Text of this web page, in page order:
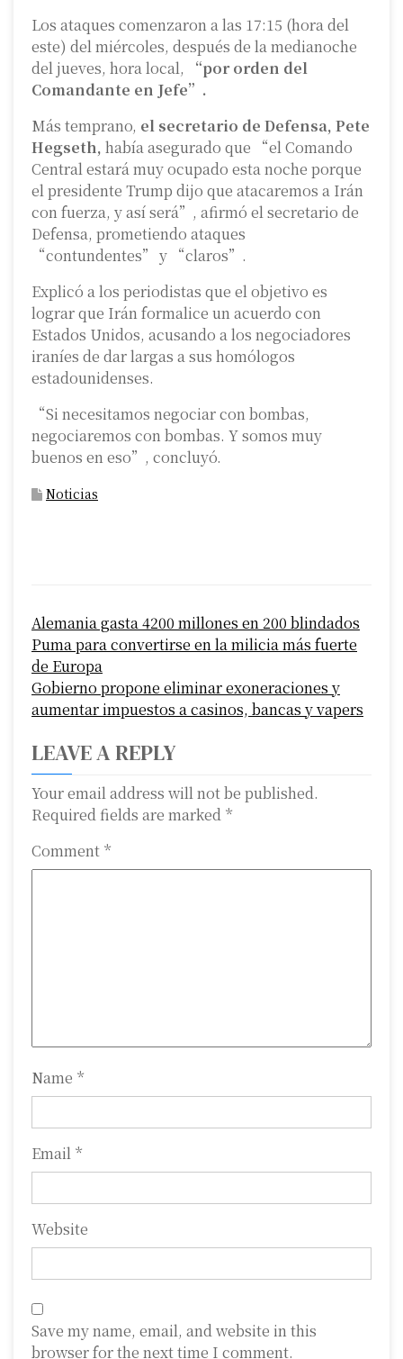
Los ataques comenzaron a las 17:15 (hora del
este) del miércoles, después de la medianoche
del jueves, hora local,
“por orden del
Comandante en Jefe”.
Más temprano, el secretario de Defensa, Pete
Hegseth, había asegurado que “el Comando
Central estará muy ocupado esta noche porque
el presidente Trump dijo que atacaremos a Irán
con fuerza, y así será”, afirmó el secretario de
Defensa, prometiendo ataques
“contundentes” y “claros”.
Explicó a los periodistas que el objetivo es
lograr que Irán formalice un acuerdo con
Estados Unidos, acusando a los negociadores
iraníes de dar largas a sus homólogos
estadounidenses.
“Si necesitamos negociar con bombas,
negociaremos con bombas. Y somos muy
buenos en eso”, concluyó.
Noticias
o
s
t
n
a
v
i
g
n
Alemania gasta 4200 millones en 200 blindados
Puma para convertirse en la milicia más fuerte
de Europa
Gobierno propone eliminar exoneraciones y
aumentar impuestos a casinos, bancas y vapers
LEAVE A REPLY
Your email address will not be published.
Required fields are marked *
Comment *
Name *
Email *
Website
Save my name, email, and website in this
browser for the next time I comment.